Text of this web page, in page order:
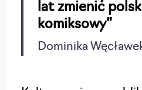
lat zmienić
komiksowy”
Dominika